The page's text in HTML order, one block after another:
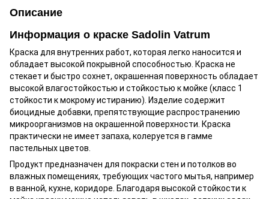
Описание
Информация о краске Sadolin Vatrum
Краска для внутренних работ, которая легко наносится и
обладает высокой покрывной способностью. Краска не
стекает и быстро сохнет, окрашенная поверхность обладает
высокой влагостойкостью и стойкостью к мойке (класс 1
стойкости к мокрому истиранию). Изделие содержит
биоцидные добавки, препятствующие распространению
микроорганизмов на окрашенной поверхности. Краска
практически не имеет запаха, колеруется в гамме
пастельных цветов.
Продукт предназначен для покраски стен и потолков во
влажных помещениях, требующих частого мытья, например
в ванной, кухне, коридоре. Благодаря высокой стойкости к